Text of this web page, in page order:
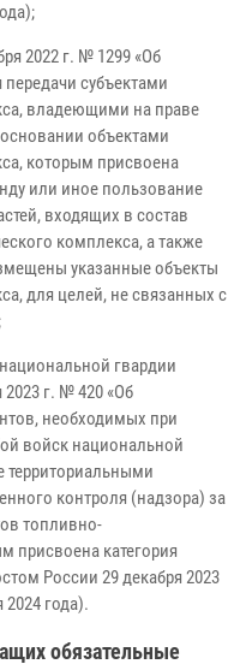
2022 г. № 1299 «Об
субъектами
владеющими на праве
объектами
которым присвоена
или иное пользование
входящих в состав
комплекса, а также
указанные объекты
для целей, не связанных с
гвардии
г. № 420 «Об
необходимых при
войск национальной
территориальными
контроля (надзора) за
топливно-
присвоена категория
России 29 декабря 2023
2024 года).
обязательные